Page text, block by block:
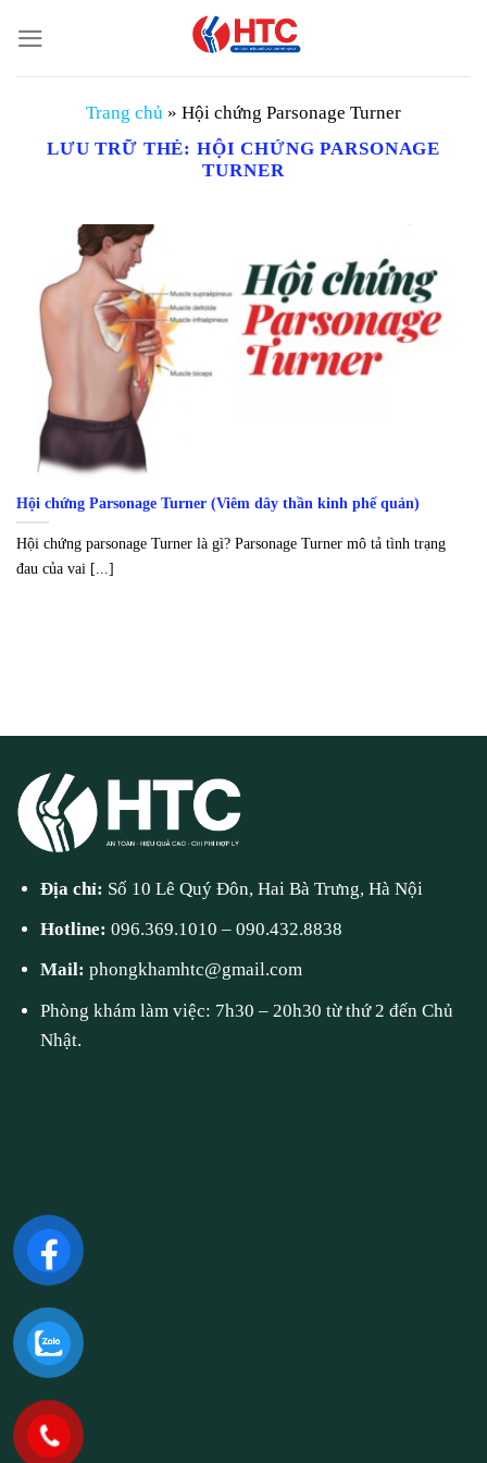
đến
nội
Trang chủ » Hội chứng Parsonage Turner
LƯU TRỮ THẺ: HỘI CHỨNG PARSONAGE
TURNER
Hội chứng Parsonage Turner (Viêm dây thần kinh phế quản)
Hội chứng parsonage Turner là gì? Parsonage Turner mô tả tình trạng
đau của vai [...]
Địa chỉ: Số 10 Lê Quý Đôn, Hai Bà Trưng, Hà Nội
Hotline:096.369.1010 –090.432.8838
Mail:phongkhamhtc@gmail.com
Phòng khám làm việc: 7h30 – 20h30 từ thứ 2 đến Chủ
Nhật.